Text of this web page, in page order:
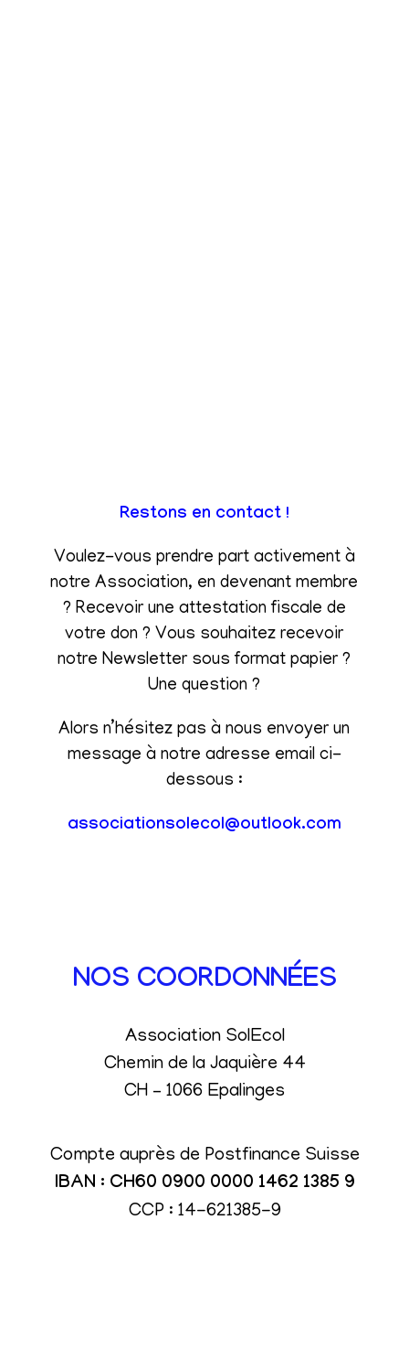
Restons en contact !
Voulez-vous prendre part activement à
notre Association, en devenant membre
? Recevoir une attestation fiscale de
votre don ? Vous souhaitez recevoir
notre Newsletter sous format papier ?
Une question ?
Alors n’hésitez pas à nous envoyer un
message à notre adresse email ci-
dessous :
associationsolecol@outlook.com
NOS COORDONNÉES
Association SolEcol
Chemin de la Jaquière 44
CH – 1066 Epalinges
Compte auprès de Postfinance Suisse
IBAN : CH60 0900 0000 1462 1385 9
CCP : 14-621385-9